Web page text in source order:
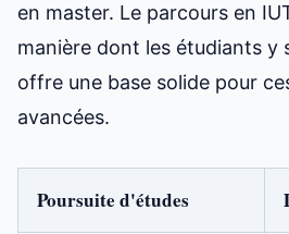
en master. Le parcours en
manière dont les étudiants y
offre une base solide pour
avancées.
Poursuite d'études